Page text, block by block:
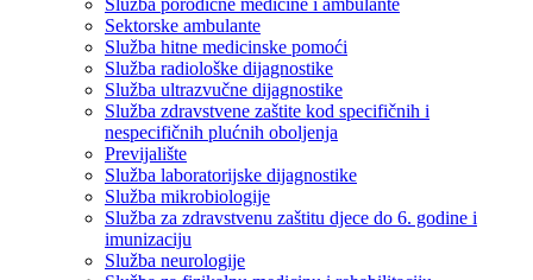
Sektorske ambulante
Služba hitne medicinske pomoći
Služba radiološke dijagnostike
Služba ultrazvučne dijagnostike
Služba zdravstvene zaštite kod specifičnih i
nespecifičnih plućnih oboljenja
Previjalište
Služba laboratorijske dijagnostike
Služba mikrobiologije
Služba za zdravstvenu zaštitu djece do 6. godine i
imunizaciju
Služba neurologije